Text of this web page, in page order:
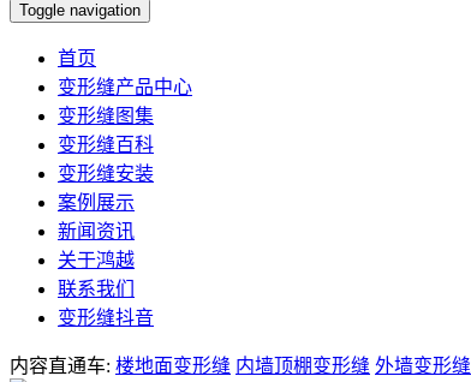
Toggle navigation
首页
变形缝产品中心
变形缝图集
变形缝百科
变形缝安装
案例展示
新闻资讯
关于鸿越
联系我们
变形缝抖音
内容直通车: 楼地面变形缝 内墙顶棚变形缝 外墙变形缝